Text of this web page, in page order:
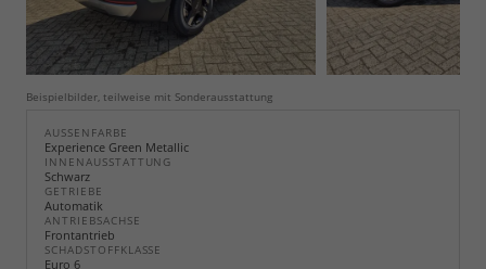
Beispielbilder, teilweise mit Sonderausstattung
AUSSENFARBE
Experience Green Metallic
INNENAUSSTATTUNG
Schwarz
GETRIEBE
Automatik
ANTRIEBSACHSE
Frontantrieb
SCHADSTOFFKLASSE
Euro 6